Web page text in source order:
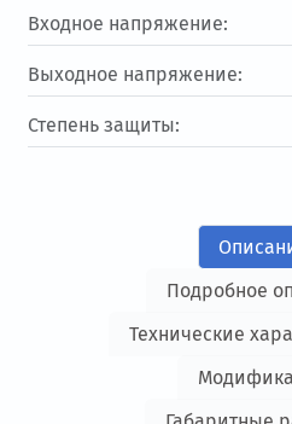
Входное напряжение:
Выходное напряжение:
Степень защиты:
Подробное
Технические